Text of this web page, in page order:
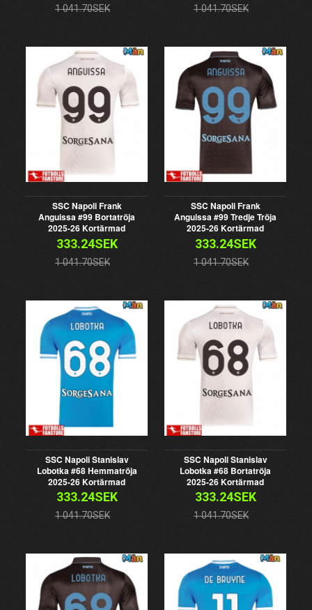
1 041.70SEK 1 041.70SEK
SSC Napoli Frank
Anguissa #99 Bortatröja
2025-26 Kortärmad
333.24SEK
1 041.70SEK
SSC Napoli Frank
Anguissa #99 Tredje Tröja
2025-26 Kortärmad
333.24SEK
1 041.70SEK
SSC Napoli Stanislav
Lobotka #68 Hemmatröja
2025-26 Kortärmad
333.24SEK
1 041.70SEK
SSC Napoli Stanislav
Lobotka #68 Bortatröja
2025-26 Kortärmad
333.24SEK
1 041.70SEK